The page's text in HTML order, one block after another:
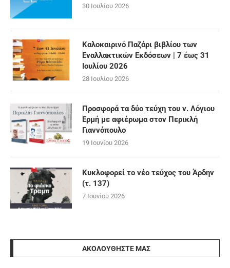
30 Ιουλίου 2026
Καλοκαιρινό Παζάρι βιβλίου των
Εναλλακτικών Εκδόσεων | 7 έως 31
Ιουλίου 2026
28 Ιουλίου 2026
Προσφορά τα δύο τεύχη του ν. Λόγιου
Ερμή με αφιέρωμα στον Περικλή
Γιαννόπουλο
19 Ιουνίου 2026
Κυκλοφορεί το νέο τεύχος του Άρδην
(τ. 137)
7 Ιουνίου 2026
ΑΚΟΛΟΥΘΉΣΤΕ ΜΑΣ